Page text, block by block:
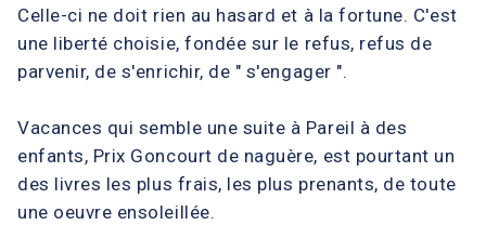
Celle-ci ne doit rien au hasard et à la fortune. C'est
une liberté choisie, fondée sur le refus, refus de
parvenir, de s'enrichir, de " s'engager ".
Vacances qui semble une suite à Pareil à des
enfants, Prix Goncourt de naguère, est pourtant un
des livres les plus frais, les plus prenants, de toute
une oeuvre ensoleillée.